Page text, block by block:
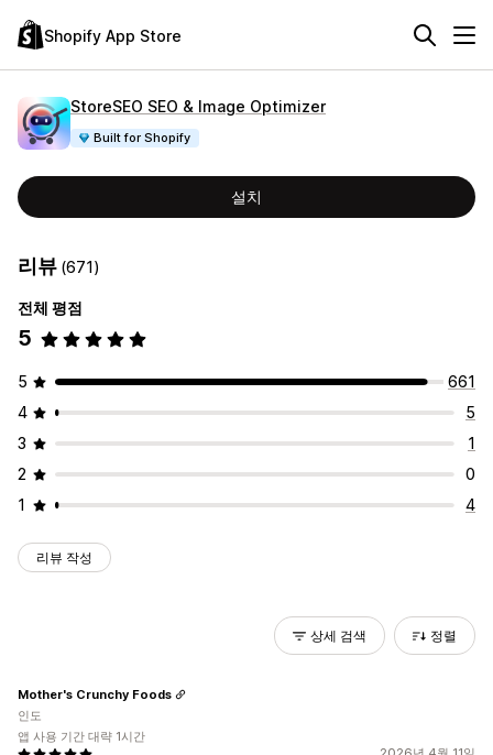
Shopify App Store
StoreSEO SEO & Image Optimizer
Built for Shopify
설치
리뷰 (671)
전체 평점
5
5
661
4
5
3
1
2
0
1
4
리뷰 작성
상세 검색 정렬
Mother's Crunchy Foods
인도
앱 사용 기간 대략 1시간